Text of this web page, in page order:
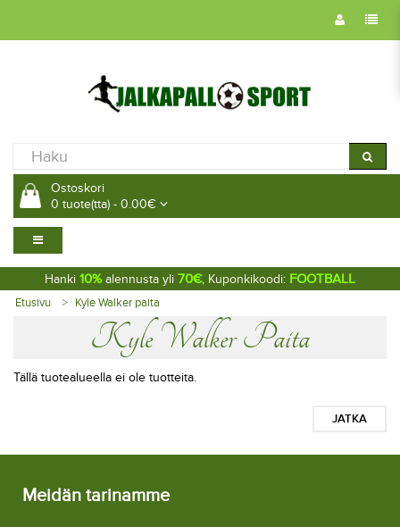
Ostoskori
0 tuote(tta) - 0.00€
Hanki 10% alennusta yli 70€, Kuponkikoodi: FOOTBALL
Etusivu Kyle Walker paita
Kyle Walker Paita
Tällä tuotealueella ei ole tuotteita.
JATKA
Meidän tarinamme